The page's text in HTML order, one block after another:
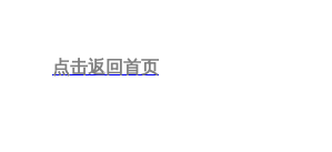
点击返回首页